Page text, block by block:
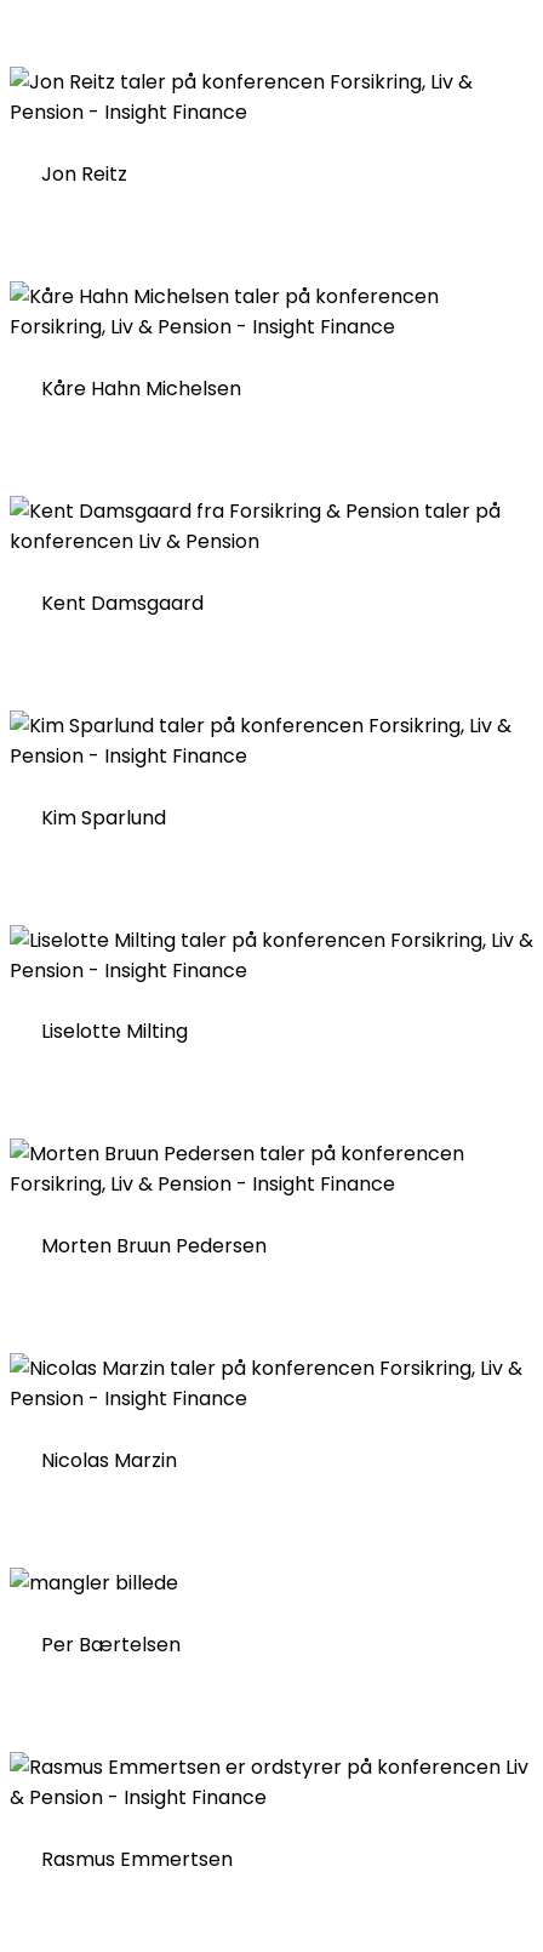
Jon Reitz
Kåre Hahn Michelsen
Kent Damsgaard
Kim Sparlund
Liselotte Milting
Morten Bruun Pedersen
Nicolas Marzin
Per Bærtelsen
Rasmus Emmertsen